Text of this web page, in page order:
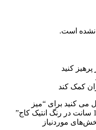
نشده است.
کنید
کمک کند
می کنید برای “میز
موردنیاز